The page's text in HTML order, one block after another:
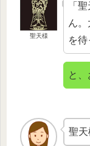
聖天様
「
ん
を待
と、
聖天